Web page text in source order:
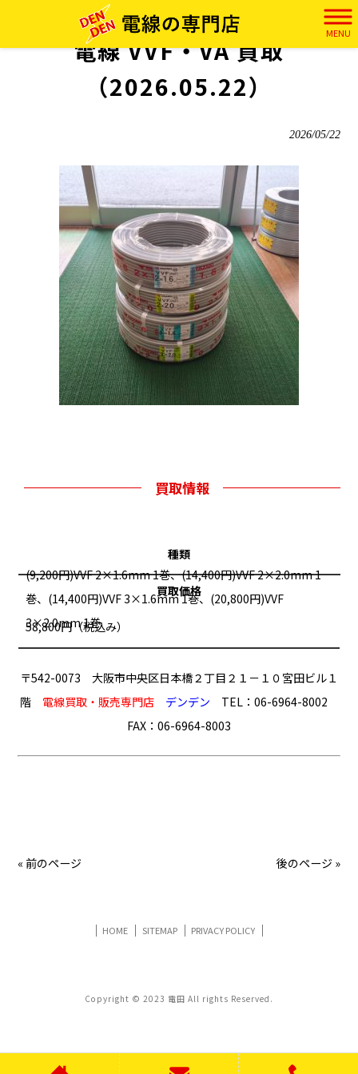
MENU
> 実績 電線 VVF・VA 買取（2026.05.22）
電線 VVF・VA 買取
（2026.05.22）
2026/05/22
買取情報
種類
(9,200円)VVF 2×1.6mm 1巻、(14,400円)VVF 2×2.0mm 1
巻、(14,400円)VVF 3×1.6mm 1巻、(20,800円)VVF
3×2.0mm 1巻
買取価格
58,800円（税込み）
〒542-0073 大阪市中央区日本橋２丁目２１－１０宮田ビル１
階 電線買取・販売専門店 デンデン TEL：06-6964-8002
FAX：06-6964-8003
« 前のページ 後のページ »
HOME SITEMAP PRIVACY POLICY
Copyright © 2023 電田 All rights Reserved.